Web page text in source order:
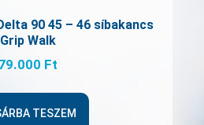
90 45 – 46 síbakancs
Grip Walk
Ft
TESZEM